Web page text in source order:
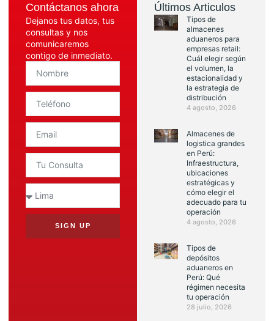
Contáctanos ahora
Dejanos tus datos, tus
consultas y nos
comunicaremos
contigo de inmediato.
SIGN UP
Últimos Articulos
Tipos de
almacenes
aduaneros para
empresas retail:
Cuál elegir según
el volumen, la
estacionalidad y
la estrategia de
distribución
4 agosto, 2026
Almacenes de
logistica grandes
en Perú:
Infraestructura,
ubicaciones
estratégicas y
cómo elegir el
adecuado para tu
operación
4 agosto, 2026
Tipos de
depósitos
aduaneros en
Perú: Qué
régimen necesita
tu operación
28 julio, 2026